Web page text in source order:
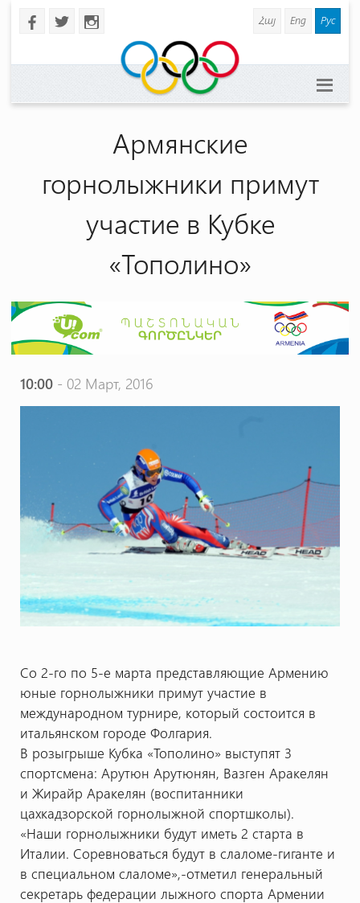
b a x Հայ Eng Рус
Армянские
горнолыжники примут
участие в Кубке
«Тополино»
10:00- 02 Март, 2016
Со 2-го по 5-е марта представляющие Армению
юные горнолыжники примут участие в
международном турнире, который состоится в
итальянском городе Фолгария.
В розыгрыше Кубка «Тополино» выступят 3
спортсмена: Арутюн Арутюнян, Вазген Аракелян
и Жирайр Аракелян (воспитанники
цахкадзорской горнолыжной спортшколы).
«Наши горнолыжники будут иметь 2 старта в
Италии. Соревноваться будут в слаломе-гиганте и
в специальном слаломе»,-отметил генеральный
секретарь федерации лыжного спорта Армении